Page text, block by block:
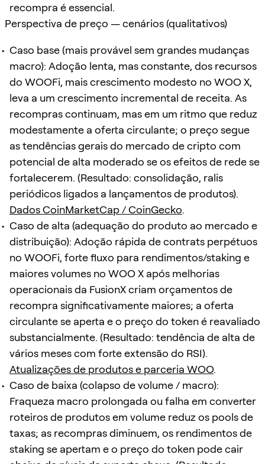
recompra é essencial.
Perspectiva de preço — cenários (qualitativos)
Caso base (mais provável sem grandes mudanças
macro): Adoção lenta, mas constante, dos recursos
do WOOFi, mais crescimento modesto no WOO X,
leva a um crescimento incremental de receita. As
recompras continuam, mas em um ritmo que reduz
modestamente a oferta circulante; o preço segue
as tendências gerais do mercado de cripto com
potencial de alta moderado se os efeitos de rede se
fortalecerem. (Resultado: consolidação, ralis
periódicos ligados a lançamentos de produtos).
Dados CoinMarketCap / CoinGecko.
Caso de alta (adequação do produto ao mercado e
distribuição): Adoção rápida de contrats perpétuos
no WOOFi, forte fluxo para rendimentos/staking e
maiores volumes no WOO X após melhorias
operacionais da FusionX criam orçamentos de
recompra significativamente maiores; a oferta
circulante se aperta e o preço do token é reavaliado
substancialmente. (Resultado: tendência de alta de
vários meses com forte extensão do RSI).
Atualizações de produtos e parceria WOO.
Caso de baixa (colapso de volume / macro):
Fraqueza macro prolongada ou falha em converter
roteiros de produtos em volume reduz os pools de
taxas; as recompras diminuem, os rendimentos de
staking se apertam e o preço do token pode cair